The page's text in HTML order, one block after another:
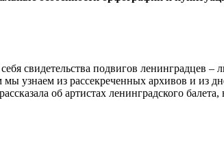
свидетельства подвигов ленинградцев
узнаем из рассекреченных архивов и из
об артистах ленинградского